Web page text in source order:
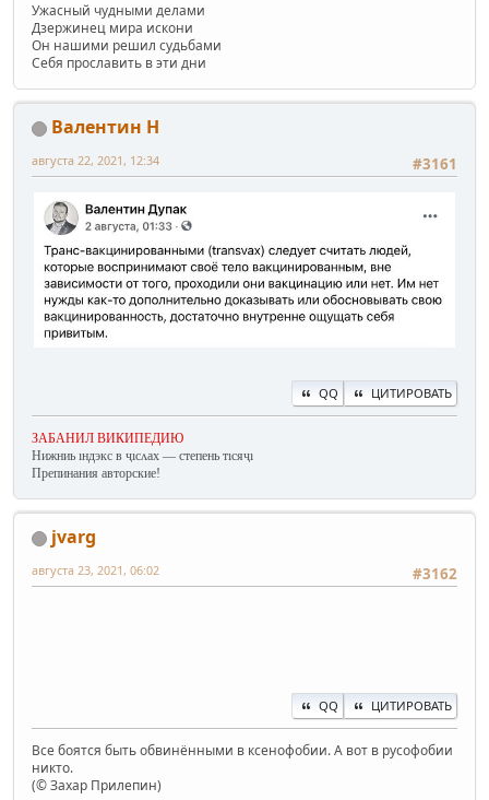
Ужасный чудными делами
Дзержинец мира искони
Он нашими решил судьбами
Себя прославить в эти дни
Валентин Н
#3161
августа 22, 2021, 12:34
QQ ЦИТИРОВАТЬ
ЗАБАНИЛ ВИКИПЕДИЮ
Нижниь ıндэкс в ҷıсʌах — степень тıсяҷı
Препинания авторские!
jvarg
#3162
августа 23, 2021, 06:02
QQ ЦИТИРОВАТЬ
Все боятся быть обвинёнными в ксенофобии. А вот в русофобии
никто.
(© Захар Прилепин)